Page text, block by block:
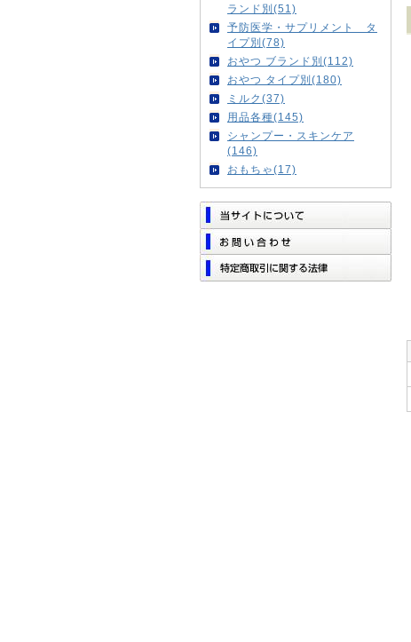
ランド別(51)
予防医学・サプリメント タ
イプ別(78)
おやつ ブランド別(112)
おやつ タイプ別(180)
ミルク(37)
用品各種(145)
シャンプー・スキンケア
(146)
おもちゃ(17)